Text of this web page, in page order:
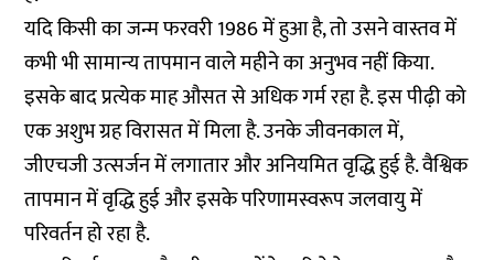
यदि किसी का जन्म फरवरी 1986 में हुआ है, तो उसने वास्तव में
कभी भी सामान्य तापमान वाले महीने का अनुभव नहीं किया.
इसके बाद प्रत्येक माह औसत से अधिक गर्म रहा है. इस पीढ़ी को
एक अशुभ ग्रह विरासत में मिला है. उनके जीवनकाल में,
जीएचजी उत्सर्जन में लगातार और अनियमित वृद्धि हुई है. वैश्विक
तापमान में वृद्धि हुई और इसके परिणामस्वरूप जलवायु में
परिवर्तन हो रहा है.